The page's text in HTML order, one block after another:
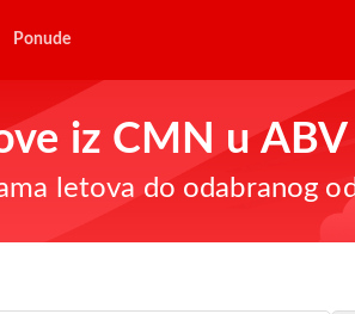
Ponude
iz CMN u ABV
letova do odabranog